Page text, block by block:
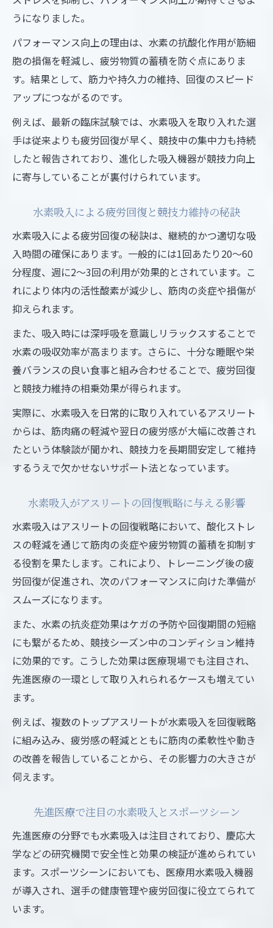
うになりました。
パフォーマンス向上の理由は、水素の抗酸化作用が筋細
胞の損傷を軽減し、疲労物質の蓄積を防ぐ点にありま
す。結果として、筋力や持久力の維持、回復のスピード
アップにつながるのです。
例えば、最新の臨床試験では、水素吸入を取り入れた選
手は従来よりも疲労回復が早く、競技中の集中力も持続
したと報告されており、進化した吸入機器が競技力向上
に寄与していることが裏付けられています。
水素吸入による疲労回復と競技力維持の秘訣
水素吸入による疲労回復の秘訣は、継続的かつ適切な吸
入時間の確保にあります。一般的には1回あたり20～60
分程度、週に2～3回の利用が効果的とされています。こ
れにより体内の活性酸素が減少し、筋肉の炎症や損傷が
抑えられます。
また、吸入時には深呼吸を意識しリラックスすることで
水素の吸収効率が高まります。さらに、十分な睡眠や栄
養バランスの良い食事と組み合わせることで、疲労回復
と競技力維持の相乗効果が得られます。
実際に、水素吸入を日常的に取り入れているアスリート
からは、筋肉痛の軽減や翌日の疲労感が大幅に改善され
たという体験談が聞かれ、競技力を長期間安定して維持
するうえで欠かせないサポート法となっています。
水素吸入がアスリートの回復戦略に与える影響
水素吸入はアスリートの回復戦略において、酸化ストレ
スの軽減を通じて筋肉の炎症や疲労物質の蓄積を抑制す
る役割を果たします。これにより、トレーニング後の疲
労回復が促進され、次のパフォーマンスに向けた準備が
スムーズになります。
また、水素の抗炎症効果はケガの予防や回復期間の短縮
にも繋がるため、競技シーズン中のコンディション維持
に効果的です。こうした効果は医療現場でも注目され、
先進医療の一環として取り入れられるケースも増えてい
ます。
例えば、複数のトップアスリートが水素吸入を回復戦略
に組み込み、疲労感の軽減とともに筋肉の柔軟性や動き
の改善を報告していることから、その影響力の大きさが
伺えます。
先進医療で注目の水素吸入とスポーツシーン
先進医療の分野でも水素吸入は注目されており、慶応大
学などの研究機関で安全性と効果の検証が進められてい
ます。スポーツシーンにおいても、医療用水素吸入機器
が導入され、選手の健康管理や疲労回復に役立てられて
います。